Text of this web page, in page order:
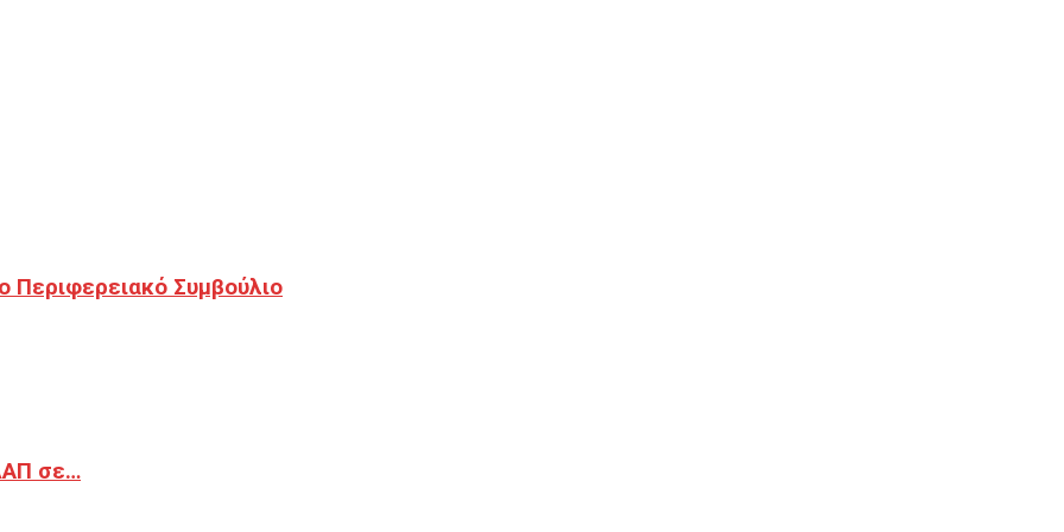
Περιφερειακό Συμβούλιο
σε…